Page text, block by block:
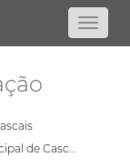
de Cascais